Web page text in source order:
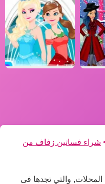
شراء فساتين زفاف من
والتي تجدها فى